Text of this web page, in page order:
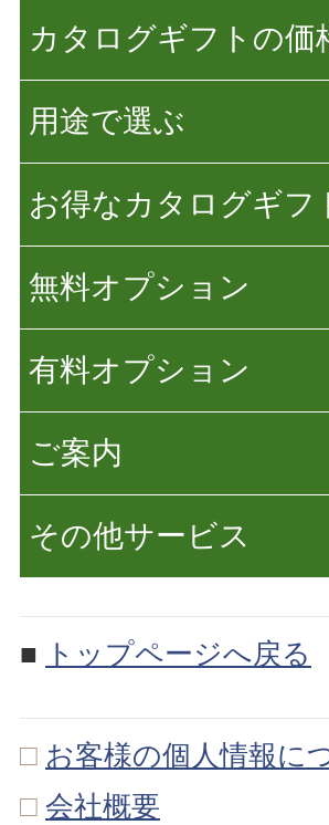
カタログギフトの価
用途で選ぶ
お得なカタログギフ
無料オプション
有料オプション
ご案内
その他サービス
■ トップページへ戻る
□ お客様の個人情報に
□ 会社概要